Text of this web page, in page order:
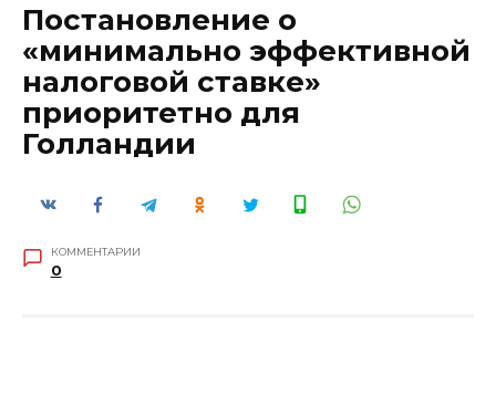
Постановление о
«минимально эффективной
налоговой ставке»
приоритетно для
Голландии
КОММЕНТАРИИ
0